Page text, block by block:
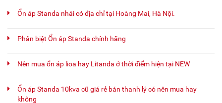
Ổn áp Standa nhái có địa chỉ tại Hoàng Mai, Hà Nội.
Phân biệt Ổn áp Standa chính hãng
Nên mua ổn áp lioa hay Litanda ở thời điểm hiện tại NEW
Ổn áp Standa 10kva cũ giá rẻ bán thanh lý có nên mua hay
không